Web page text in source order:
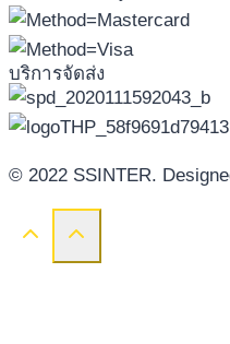
บริการจัดส่ง
© 2022 SSINTER.